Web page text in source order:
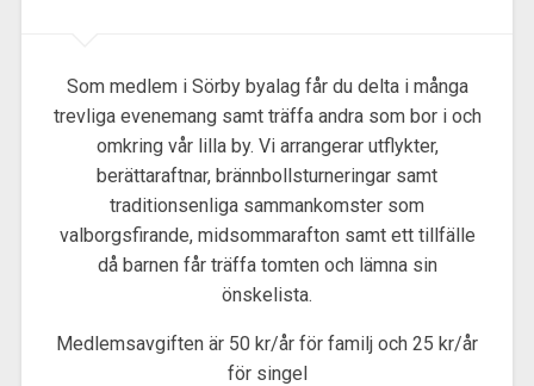
Som medlem i Sörby byalag får du delta i många
trevliga evenemang samt träffa andra som bor i och
omkring vår lilla by. Vi arrangerar utflykter,
berättaraftnar, brännbollsturneringar samt
traditionsenliga sammankomster som
valborgsfirande, midsommarafton samt ett tillfälle
då barnen får träffa tomten och lämna sin
önskelista.
Medlemsavgiften är 50 kr/år för familj och 25 kr/år
för singel